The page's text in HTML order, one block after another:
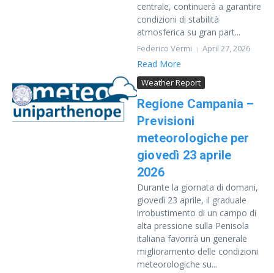
centrale, continuerà a garantire
condizioni di stabilità
atmosferica su gran part...
Federico Vermi April 27, 2026
Read More
Weather Report
Regione Campania –
Previsioni
meteorologiche per
giovedì 23 aprile
2026
Durante la giornata di domani,
giovedì 23 aprile, il graduale
irrobustimento di un campo di
alta pressione sulla Penisola
italiana favorirà un generale
miglioramento delle condizioni
meteorologiche su...